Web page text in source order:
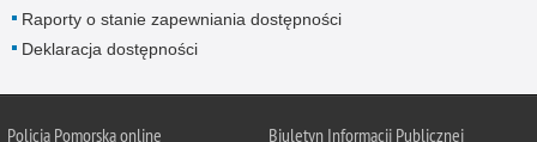
Raporty o stanie zapewniania dostępności
Deklaracja dostępności
Policja Pomorska online Biuletyn Informacji Publicznej